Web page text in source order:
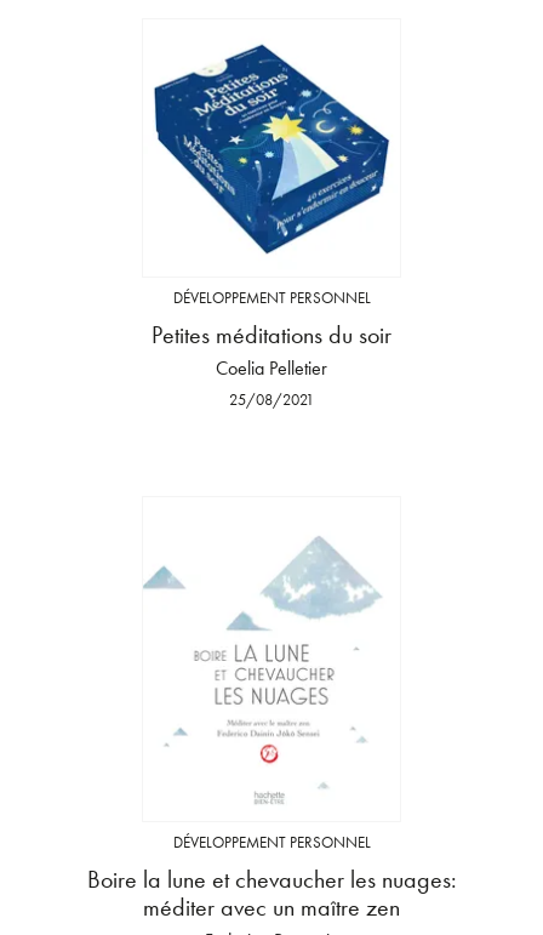
DÉVELOPPEMENT PERSONNEL
Petites méditations du soir
Coelia Pelletier
25/08/2021
DÉVELOPPEMENT PERSONNEL
Boire la lune et chevaucher les nuages:
méditer avec un maître zen